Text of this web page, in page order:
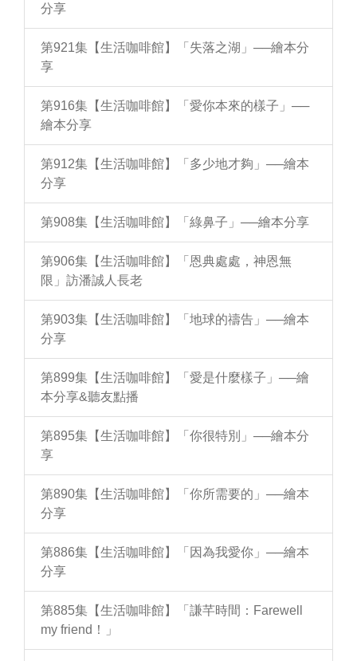
分享
第921集【生活咖啡館】「失落之湖」──繪本分
享
第916集【生活咖啡館】「愛你本來的樣子」──
繪本分享
第912集【生活咖啡館】「多少地才夠」──繪本
分享
第908集【生活咖啡館】「綠鼻子」──繪本分享
第906集【生活咖啡館】「恩典處處，神恩無
限」訪潘誠人長老
第903集【生活咖啡館】「地球的禱告」──繪本
分享
第899集【生活咖啡館】「愛是什麼樣子」──繪
本分享&聽友點播
第895集【生活咖啡館】「你很特別」──繪本分
享
第890集【生活咖啡館】「你所需要的」──繪本
分享
第886集【生活咖啡館】「因為我愛你」──繪本
分享
第885集【生活咖啡館】「謙芊時間：Farewell
my friend！」